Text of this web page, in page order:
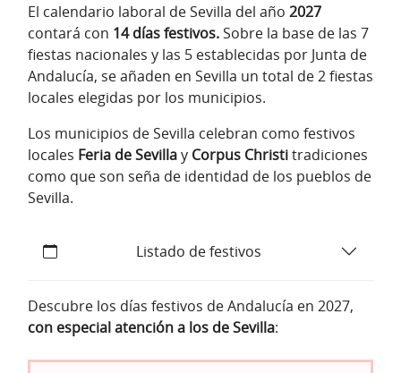
El calendario laboral de Sevilla del año 2027
contará con 14 días festivos.Sobre la base de las 7
fiestas nacionales y las 5 establecidas por Junta de
Andalucía, se añaden en Sevilla un total de 2 fiestas
locales elegidas por los municipios.
Los municipios de Sevilla celebran como festivos
locales Feria de Sevillay Corpus Christitradiciones
como que son seña de identidad de los pueblos de
Sevilla.
Listado de festivos
Descubre los días festivos de Andalucía en 2027,
con especial atención a los de Sevilla: